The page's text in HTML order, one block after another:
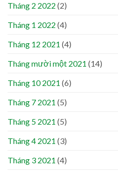
Tháng 2 2022 (2)
Tháng 1 2022 (4)
Tháng 12 2021 (4)
Tháng mười một 2021 (14)
Tháng 10 2021 (6)
Tháng 7 2021 (5)
Tháng 5 2021 (5)
Tháng 4 2021 (3)
Tháng 3 2021 (4)